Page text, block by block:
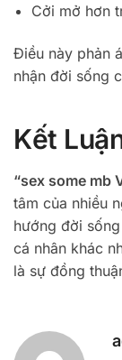
Cởi mở hơn
Điều này phản
nhận đời sống
Kết
“sex some mb
tâm của nhiều
hướng đời
cá nhân khác
là sự đồng